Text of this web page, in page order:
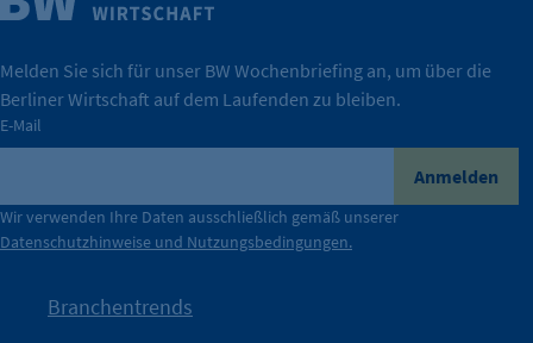
mit Haltung.
Die Unternehmer stehen stellvertretend für die Vielfalt
der Berliner Wirtschaft.
Durch ihre Perspektiven wird deutlich, was der Claim
konkret bedeutet – und wie die IHK Berlin Unternehmen
tatsächlich unterstützt.
Wirtschaft.
Melden Sie sich für unser BW Wochenbriefing an, um über die
Berliner Wirtschaft auf dem Laufenden zu bleiben.
E-Mail
Anmelden
Wir verwenden Ihre Daten ausschließlich gemäß unserer
Datenschutzhinweise und Nutzungsbedingungen.
Branchentrends